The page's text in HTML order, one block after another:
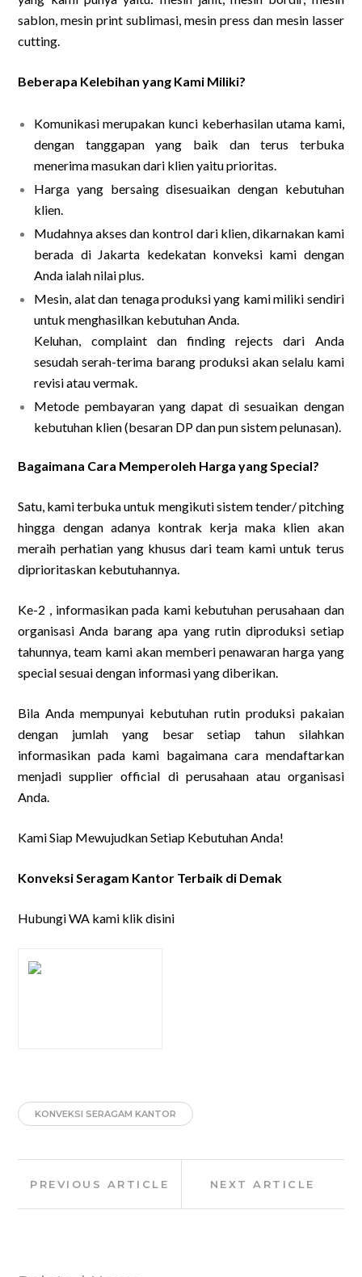
sablon, mesin print sublimasi, mesin press dan mesin lasser
cutting.
Beberapa Kelebihan yang Kami Miliki?
Komunikasi merupakan kunci keberhasilan utama kami,
dengan tanggapan yang baik dan terus terbuka
menerima masukan dari klien yaitu prioritas.
Harga yang bersaing disesuaikan dengan kebutuhan
klien.
Mudahnya akses dan kontrol dari klien, dikarnakan kami
berada di Jakarta kedekatan konveksi kami dengan
Anda ialah nilai plus.
Mesin, alat dan tenaga produksi yang kami miliki sendiri
untuk menghasilkan kebutuhan Anda.
Keluhan, complaint dan finding rejects dari Anda
sesudah serah-terima barang produksi akan selalu kami
revisi atau vermak.
Metode pembayaran yang dapat di sesuaikan dengan
kebutuhan klien (besaran DP dan pun sistem pelunasan).
Bagaimana Cara Memperoleh Harga yang Special?
Satu, kami terbuka untuk mengikuti sistem tender/ pitching
hingga dengan adanya kontrak kerja maka klien akan
meraih perhatian yang khusus dari team kami untuk terus
diprioritaskan kebutuhannya.
Ke-2 , informasikan pada kami kebutuhan perusahaan dan
organisasi Anda barang apa yang rutin diproduksi setiap
tahunnya, team kami akan memberi penawaran harga yang
special sesuai dengan informasi yang diberikan.
Bila Anda mempunyai kebutuhan rutin produksi pakaian
dengan jumlah yang besar setiap tahun silahkan
informasikan pada kami bagaimana cara mendaftarkan
menjadi supplier official di perusahaan atau organisasi
Anda.
Kami Siap Mewujudkan Setiap Kebutuhan Anda!
Konveksi Seragam Kantor Terbaik di Demak
Hubungi WA kami klik disini
KONVEKSI SERAGAM KANTOR
navigation
PREVIOUS ARTICLE NEXT ARTICLE